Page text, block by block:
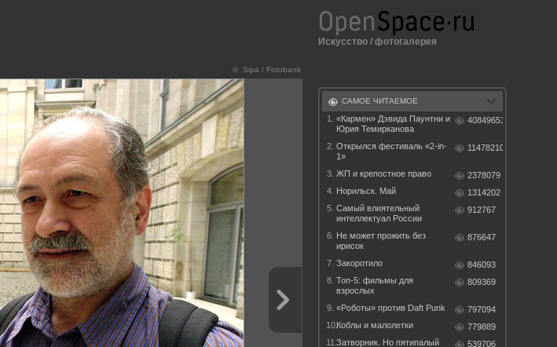
© Sipa / Fotobank
Искусство / фотогалерея
САМОЕ ЧИТАЕМОЕ
1.
«Кармен» Дэвида Паунтни и
Юрия Темирканова
40849651
2. Открылся фестиваль «2-in-
1»
11478210
3. ЖП и крепостное право
2378079
4. Норильск. Май
1314202
5. Самый влиятельный
интеллектуал России
912767
6. Не может прожить без
ирисок
876647
7. Закоротило
846093
8. Топ-5: фильмы для
взрослых
809369
9. «Роботы» против Daft Punk
797094
10.Коблы и малолетки
779889
11.Затворник. Но пятипалый
539706